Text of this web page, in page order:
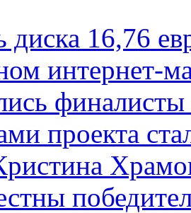
диска 16,76
интернет-
проекта